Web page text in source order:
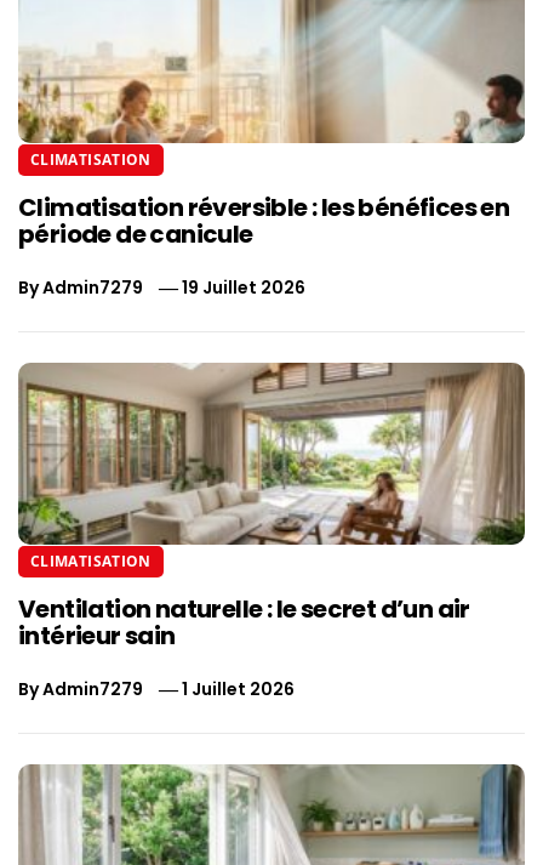
CLIMATISATION
Climatisation réversible : les bénéfices en
période de canicule
ByAdmin7279 19 Juillet 2026
CLIMATISATION
Ventilation naturelle : le secret d’un air
intérieur sain
ByAdmin7279 1 Juillet 2026